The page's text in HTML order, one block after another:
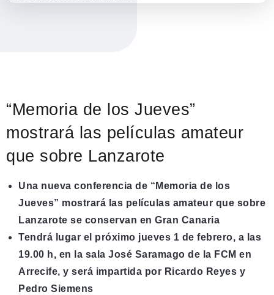
“Memoria de los Jueves”
mostrará las películas amateur
que sobre Lanzarote
Una nueva conferencia de “Memoria de los
Jueves” mostrará las películas amateur que sobre
Lanzarote se conservan en Gran Canaria
Tendrá lugar el próximo jueves 1 de febrero, a las
19.00 h, en la sala José Saramago de la FCM en
Arrecife, y será impartida por Ricardo Reyes y
Pedro Siemens